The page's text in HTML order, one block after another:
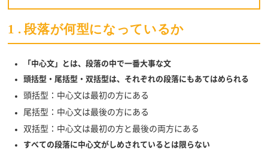
1 . 段落が何型になっているか
「中心文」とは、段落の中で一番大事な文
頭括型・尾括型・双括型は、それぞれの段落にもあてはめられる
頭括型：中心文は最初の方にある
尾括型：中心文は最後の方にある
双括型：中心文は最初の方と最後の両方にある
すべての段落に中心文がしめされているとは限らない